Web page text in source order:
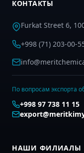
КОНТАКТЫ
Furkat Street 6,
+998 (71) 203-00-
По вопросам экспорта
+998 97 738 11 15
НАШИ ФИЛИАЛЫ